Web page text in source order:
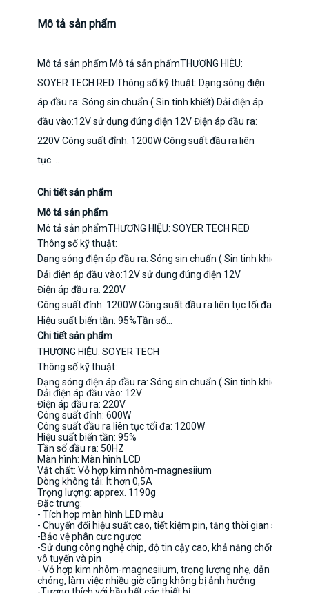
Mô tả sản phẩm
Mô tả sản phẩm Mô tả sản phẩmTHƯƠNG HIỆU:
SOYER TECH RED Thông số kỹ thuật: Dạng sóng điện
áp đầu ra: Sóng sin chuẩn ( Sin tinh khiết) Dải điện áp
đầu vào:12V sử dụng đúng điện 12V Điện áp đầu ra:
220V Công suất đỉnh: 1200W Công suất đầu ra liên
tục ...
Chi tiết sản phẩm
Mô tả sản phẩm
Mô tả sản phẩmTHƯƠNG HIỆU: SOYER TECH RED
Thông số kỹ thuật:
Dạng sóng điện áp đầu ra: Sóng sin chuẩn ( Sin tinh khiết)
Dải điện áp đầu vào:12V sử dụng đúng điện 12V
Điện áp đầu ra: 220V
Công suất đỉnh: 1200W Công suất đầu ra liên tục tối đa: 600W
Hiệu suất biến tần: 95%Tần số...
Chi tiết sản phẩm
THƯƠNG HIỆU: SOYER TECH
Thông số kỹ thuật:
Dạng sóng điện áp đầu ra: Sóng sin chuẩn ( Sin tinh khiết)
Dải điện áp đầu vào: 12V
Điện áp đầu ra: 220V
Công suất đỉnh: 600W
Công suất đầu ra liên tục tối đa: 1200W
Hiệu suất biến tần: 95%
Tần số đầu ra: 50HZ
Màn hình: Màn hình LCD
Vật chất: Vỏ hợp kim nhôm-magnesiium
Dòng không tải: Ít hơn 0,5A
Trọng lượng: apprex. 1190g
Đặc trưng:
- Tích hợp màn hình LED màu
- Chuyển đổi hiệu suất cao, tiết kiệm pin, tăng thời gian sử dụng
-Bảo vệ phân cực ngược
-Sử dụng công nghệ chip, độ tin cậy cao, khả năng chống địa
vô tuyến và pin
- Vỏ hợp kim nhôm-magnesiium, trọng lượng nhẹ, dẫn nhiệt
chóng, làm việc nhiều giờ cũng không bị ảnh hưởng